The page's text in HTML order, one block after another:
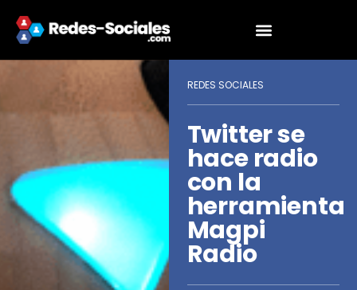
REDES SOCIALES
Twitter se
hace radio
con la
herramienta
Magpi
Radio